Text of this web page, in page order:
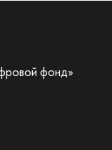
фонд»